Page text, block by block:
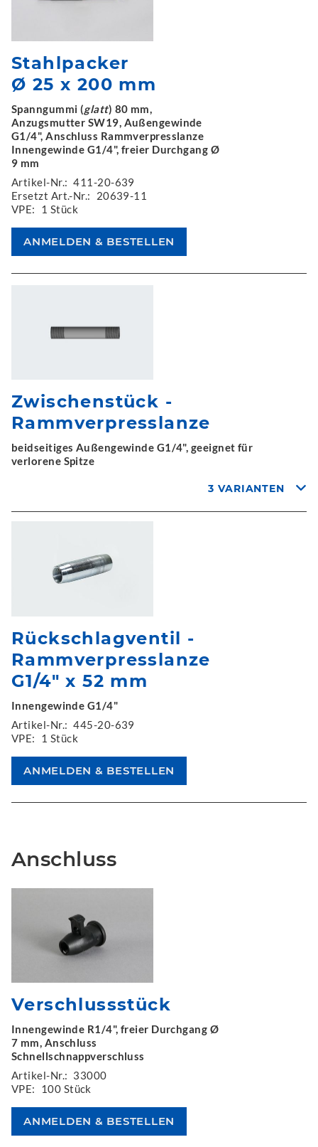
Stahlpacker
Ø 25 x 200 mm
Spanngummi (glatt) 80 mm,
Anzugsmutter SW19, Außengewinde
G1/4", Anschluss Rammverpresslanze
Innengewinde G1/4", freier Durchgang Ø
9 mm
Artikel-Nr.: 411-20-639
Ersetzt Art.-Nr.:
20639-11
VPE:
1 Stück
Zwischenstück -
Rammverpresslanze
beidseitiges Außengewinde G1/4", geeignet für
verlorene Spitze
3 VARIANTEN
Rückschlagventil -
Rammverpresslanze
G1/4" x 52 mm
Innengewinde G1/4"
Artikel-Nr.: 445-20-639
VPE:
1 Stück
Anschluss
Verschlussstück
Innengewinde R1/4", freier Durchgang Ø
7 mm, Anschluss
Schnellschnappverschluss
Artikel-Nr.: 33000
VPE:
100 Stück